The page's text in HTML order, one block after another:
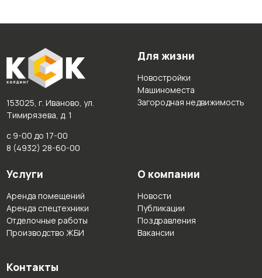
153025, г. Иваново, ул.
Тимирязева, д. 1
с 9-00 до 17-00
8 (4932) 28-60-00
Для жизни
Новостройки
Машиноместа
Загородная недвижимость
Услуги
Аренда помещений
Аренда спецтехники
Отделочные работы
Производство ЖБИ
О компании
Новости
Публикации
Поздравления
Вакансии
Контакты